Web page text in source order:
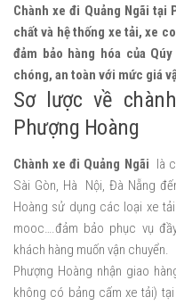
Chành xe đi Quảng Ngãi tại
chất và hệ thống xe tải, xe
đảm bảo hàng hóa của
chóng, an toàn với mức giá
Sơ lược về
Phượng Hoàng
Chành xe đi Quảng Ngãi là
Sài Gòn, Hà Nội, Đà Nẵng
Hoàng sử dụng các loại xe tải
mooc….đảm bảo phục vụ
khách hàng muốn vận chuyển.
Phượng Hoàng nhận giao
không có bảng cấm xe tải) tại